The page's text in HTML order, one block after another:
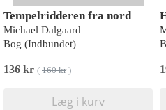
Tempelridderen fra nord
Michael Dalgaard
Bog (Indbundet)
136 kr ( 160 kr)
Læg i kurv